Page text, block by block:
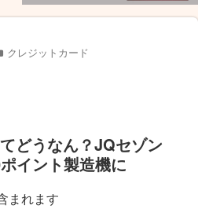
クレジットカード
どうなん？JQセゾン
イント製造機に
まれます